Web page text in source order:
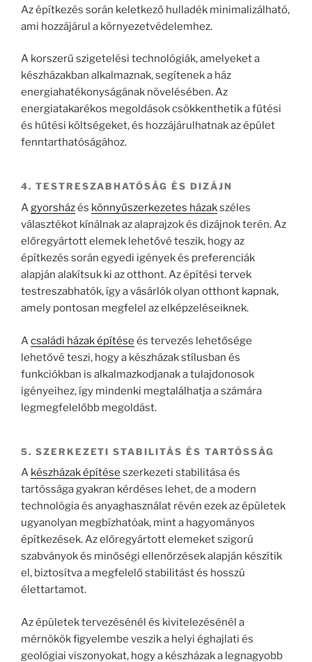
Az építkezés során keletkező hulladék minimalizálható,
ami hozzájárul a környezetvédelemhez.
A korszerű szigetelési technológiák, amelyeket a
készházakban alkalmaznak, segítenek a ház
energiahatékonyságának növelésében. Az
energiatakarékos megoldások csökkenthetik a fűtési
és hűtési költségeket, és hozzájárulhatnak az épület
fenntarthatóságához.
4. TESTRESZABHATÓSÁG ÉS DIZÁJN
Agyorsházés könnyűszerkezetes házakszéles
választékot kínálnak az alaprajzok és dizájnok terén. Az
előregyártott elemek lehetővé teszik, hogy az
építkezés során egyedi igények és preferenciák
alapján alakítsuk ki az otthont. Az építési tervek
testreszabhatók, így a vásárlók olyan otthont kapnak,
amely pontosan megfelel az elképzeléseiknek.
Acsaládi házak építése és tervezés lehetősége
lehetővé teszi, hogy a készházak stílusban és
funkciókban is alkalmazkodjanak a tulajdonosok
igényeihez, így mindenki megtalálhatja a számára
legmegfelelőbb megoldást.
5. SZERKEZETI STABILITÁS ÉS TARTÓSSÁG
A készházak építése szerkezeti stabilitása és
tartóssága gyakran kérdéses lehet, de a modern
technológia és anyaghasználat révén ezek az épületek
ugyanolyan megbízhatóak, mint a hagyományos
építkezések. Az előregyártott elemeket szigorú
szabványok és minőségi ellenőrzések alapján készítik
el, biztosítva a megfelelő stabilitást és hosszú
élettartamot.
Az épületek tervezésénél és kivitelezésénél a
mérnökök figyelembe veszik a helyi éghajlati és
geológiai viszonyokat, hogy a készházak a legnagyobb